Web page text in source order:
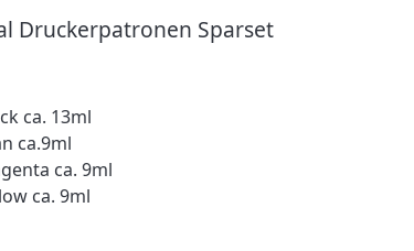
Druckerpatronen Sparset
ca. 13ml
ca.9ml
ca. 9ml
ca. 9ml